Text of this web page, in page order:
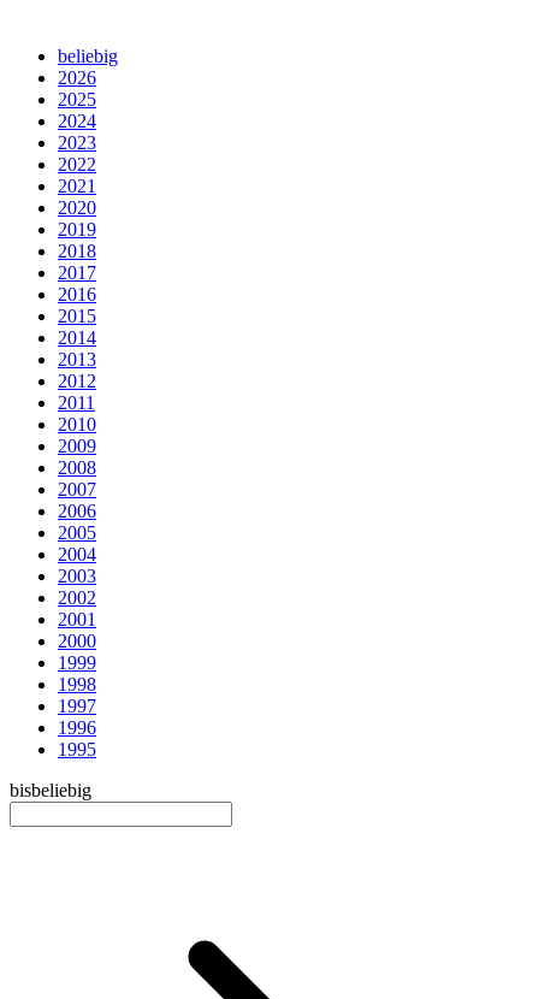
beliebig
2026
2025
2024
2023
2022
2021
2020
2019
2018
2017
2016
2015
2014
2013
2012
2011
2010
2009
2008
2007
2006
2005
2004
2003
2002
2001
2000
1999
1998
1997
1996
1995
bisbeliebig